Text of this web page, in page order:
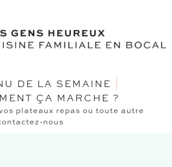
DE LA SEMAINE
ÇA MARCHE ?
plateaux repas ou toute autre
nous